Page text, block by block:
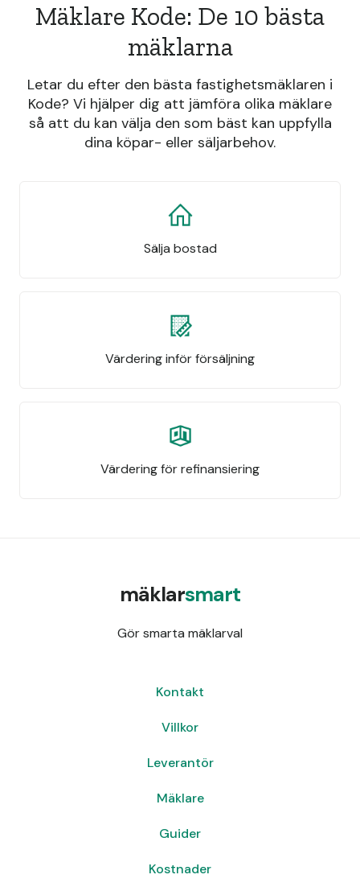
Mäklare Kode: De 10 bästa
mäklarna
Letar du efter den bästa fastighetsmäklaren i
Kode? Vi hjälper dig att jämföra olika mäklare
så att du kan välja den som bäst kan uppfylla
dina köpar- eller säljarbehov.
Sälja bostad
Värdering inför försäljning
Värdering för refinansiering
mäklarsmart
Gör smarta mäklarval
Kontakt
Villkor
Leverantör
Mäklare
Guider
Kostnader